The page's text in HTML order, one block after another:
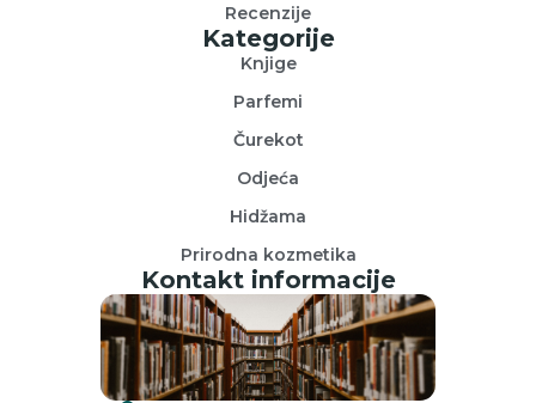
Recenzije
Kategorije
Knjige
Parfemi
Čurekot
Odjeća
Hidžama
Prirodna kozmetika
Kontakt informacije